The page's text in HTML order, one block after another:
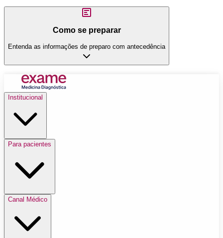
Como se preparar
Entenda as informações de preparo com antecedência
Institucional
Para pacientes
Canal Médico